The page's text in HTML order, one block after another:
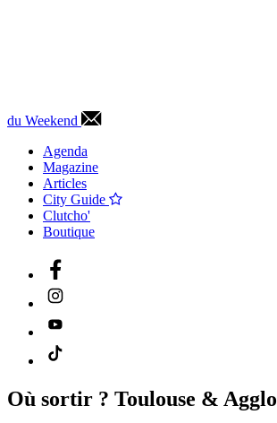
du Weekend
Agenda
Magazine
Articles
City Guide
Clutcho'
Boutique
Où sortir ? Toulouse & Agglo